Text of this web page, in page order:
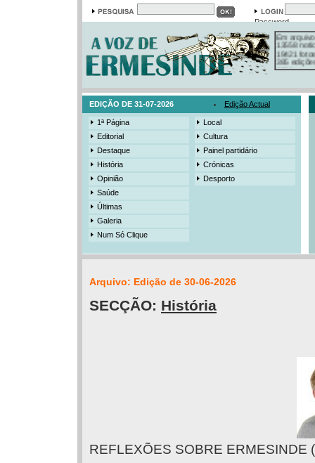
Password
13558
19421
385
3206
525
EDIÇÃO DE 31-07-2026 Edição Actual
1ª Página
Editorial
Destaque
História
Opinião
Saúde
Últimas
Galeria
Num Só Clique
Local
Cultura
Painel partidário
Crónicas
Desporto
Arquivo: Edição de 30-06-2026
SECÇÃO: História
REFLEXÕES SOBRE ERMESINDE